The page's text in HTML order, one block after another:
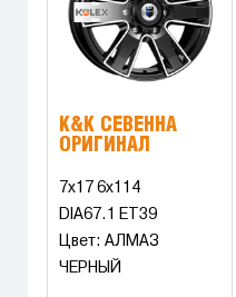
K&K СЕВЕННА
ОРИГИНАЛ
7x17 6x114
DIA67.1 ET39
Цвет: АЛМАЗ
ЧЕРНЫЙ